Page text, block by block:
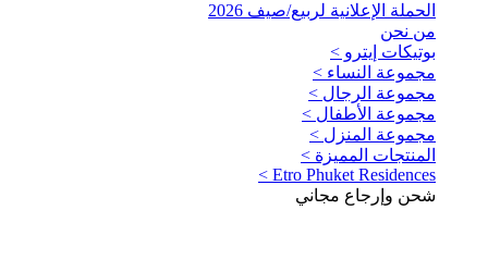
الحملة الإعلانية لربيع/صيف 2026
من نحن
بوتيكات إيترو >
مجموعة النساء >
مجموعة الرجال >
مجموعة الأطفال >
مجموعة المنزل >
المنتجات المميزة >
Etro Phuket Residences >
شحن وإرجاع مجاني